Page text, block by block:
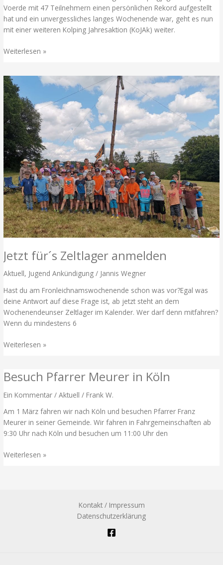
Voerde mit 47 Teilnehmern einen persönlichen Rekord aufgestellt
hat und ein unvergessliches langes Wochenende war, geht es nun
mit einer weiteren Kolping Jahresaktion (KoJAk) weiter.
Die
Tour“
Weiterlesen »
Jetzt für´s Zeltlager anmelden
Aktuell, Jugend Ankündigung / Jannis Wegner
Hast du am Fronleichnamswochenende schon was vor?Egal was
deine Antwort auf diese Frage ist, ab jetzt steht an dem
Wochenendeunser Zeltlager im Kalender. Wer darf denn mitfahren?
Wenn du mindestens 6
Jetzt
Zeltlager
Weiterlesen »
Besuch Pfarrer Meurer in Köln
Ein Kommentar /Aktuell / Frank W.
Am 1 März fahren wir nach Köln und besuchen Pfarrer Franz
Meurer in seiner Gemeinde. Wir fahren in Fahrgemeinschaften ab
9:30 Uhr nach Köln und besuchen um 11:00 Uhr den
Besuch
Weiterlesen »
Kontakt / Impressum
Datenschutzerklärung